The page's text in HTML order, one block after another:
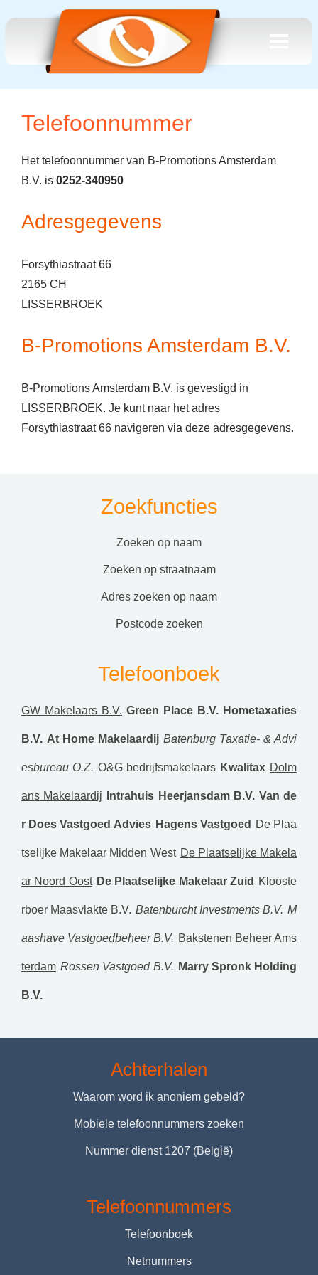
Telefoonnummer
Het telefoonnummer van B-Promotions Amsterdam
B.V. is 0252-340950
Adresgegevens
Forsythiastraat 66
2165 CH
LISSERBROEK
B-Promotions Amsterdam B.V.
B-Promotions Amsterdam B.V. is gevestigd in
LISSERBROEK. Je kunt naar het adres
Forsythiastraat 66 navigeren via deze adresgegevens.
Zoekfuncties
zoeken op naam
zoeken op straatnaam
adres zoeken op naam
postcode zoeken
Telefoonboek
GW Makelaars B.V. Green Place B.V. Hometaxaties
B.V. At Home Makelaardij Batenburg Taxatie- & Advi
esbureau O.Z. O&G bedrijfsmakelaars Kwalitax Dolm
ans Makelaardij Intrahuis Heerjansdam B.V. Van de
r Does Vastgoed Advies Hagens Vastgoed De Plaa
tselijke Makelaar Midden West De Plaatselijke Makela
ar Noord Oost De Plaatselijke Makelaar Zuid Klooste
rboer Maasvlakte B.V. Batenburcht Investments B.V. M
aashave Vastgoedbeheer B.V. Bakstenen Beheer Ams
terdam Rossen Vastgoed B.V. Marry Spronk Holding
B.V.
Achterhalen
Waarom word ik anoniem gebeld?
Mobiele telefoonnummers zoeken
Nummer dienst 1207 (België)
Telefoonnummers
Telefoonboek
Netnummers